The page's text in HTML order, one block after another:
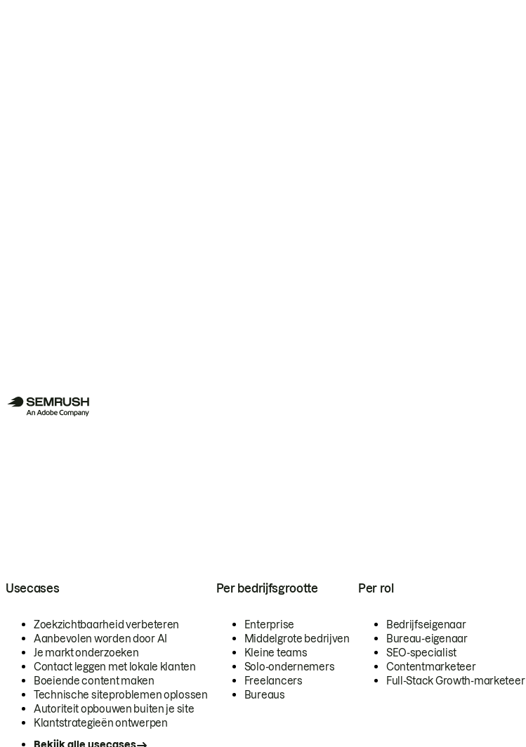
Usecases
Zoekzichtbaarheid verbeteren
Aanbevolen worden door AI
Je markt onderzoeken
Contact leggen met lokale klanten
Boeiende content maken
Technische siteproblemen oplossen
Autoriteit opbouwen buiten je site
Klantstrategieën ontwerpen
Per bedrijfsgrootte
Enterprise
Middelgrote bedrijven
Kleine teams
Solo-ondernemers
Freelancers
Bureaus
Per rol
Bedrijfseigenaar
Bureau-eigenaar
SEO-specialist
Contentmarketeer
Full-Stack Growth-marketeer